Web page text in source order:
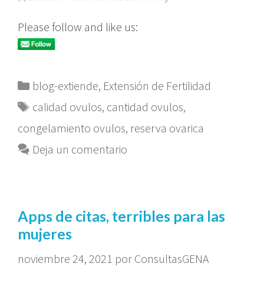
Please follow and like us:
Categorías
blog-extiende, Extensión de Fertilidad
Etiquetas
calidad ovulos, cantidad ovulos,
congelamiento ovulos, reserva ovarica
Deja un comentario
Apps de citas, terribles para las
mujeres
noviembre 24, 2021 por ConsultasGENA